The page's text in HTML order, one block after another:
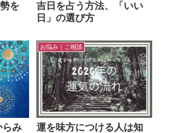
を
吉日を占う方法、「いい
日」の選び方
らみ
お悩み｜ご相談
運を味方につける人は知